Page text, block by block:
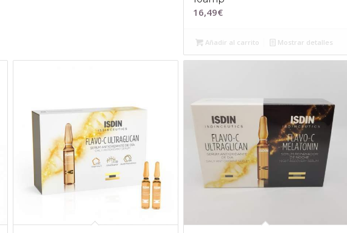
16,49€
Añadir al carrito Mostrar detalles